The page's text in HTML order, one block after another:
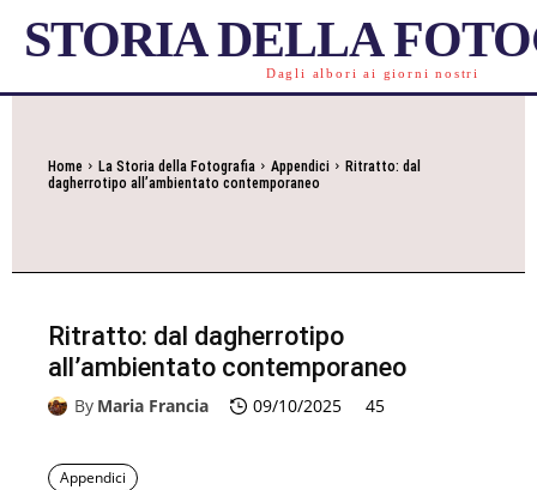
STORIA DELLA
Dagli albori ai giorni nostri
Home La Storia della Fotografia Appendici
Ritratto: dal
dagherrotipo all’ambientato contemporaneo
Ritratto: dal dagherrotipo
all’ambientato contemporaneo
By Maria Francia 09/10/2025 45
Appendici